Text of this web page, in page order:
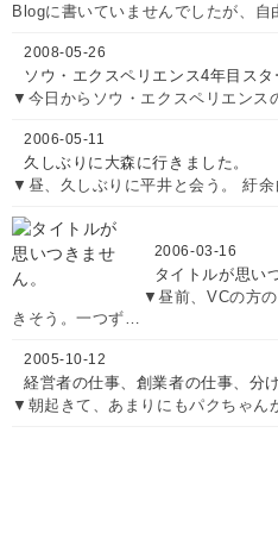
Blogに書いていませんでしたが、
2008-05-26
ソウ・エクスペリエンス4年目スタ
▼今日からソウ・エクスペリエンス
2006-05-11
久しぶりに大森に行きました。
▼昼、久しぶりに平井と会う。 紆
2006-03-16
タイトルが思い
▼昼前、VCの方
きそう。一つず…
2005-10-12
経営者の仕事、創業者の仕事、分
▼朝起きて、あまりにもパクちゃん